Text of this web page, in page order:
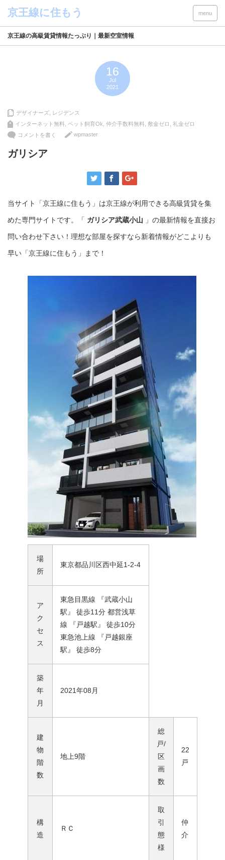
menu
京王線の高級賃貸情報たっぷり｜最新空室情報
16
Jul
2021
デザイナーズ レジデンス
インターネット無料 ペット飼育Ok 仲介手数料無料 敷金ゼロ
礼金ゼロ
コメントを書く
wpmaster
ガリシア
当サイト「京王線に住もう」は京王線が利用できる高級賃貸を集
めた専門サイトです。「 ガリシア武蔵小山 」の最新情報を直接お
問い合わせ下さい！理想な部屋を探すなら新着情報がどこよりも
早い「京王線に住もう」まで！
場
所
東京都品川区西中延1-2-4
ア
ク
セ
ス
東急目黒線 『武蔵小山
駅』 徒歩11分 都営浅草
線 『戸越駅』 徒歩10分
東急池上線 『戸越銀座
駅』 徒歩8分
築
年
月
2021年08月
建
物
階
数
地上9階
総
戸/
区
画
数
22
戸
構
造
ＲＣ
取
引
態
様
仲
介